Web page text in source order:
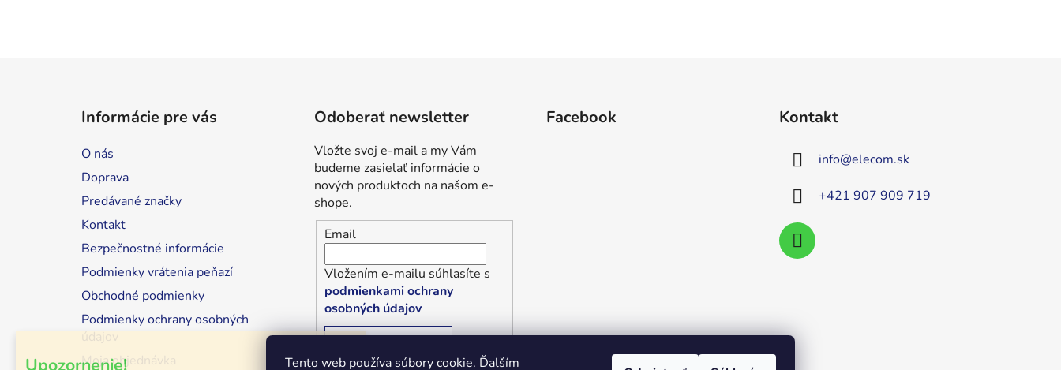
Tento web používa súbory cookie. Ďalším
Informácie pre vás
O nás
Doprava
Predávané značky
Kontakt
Bezpečnostné informácie
Podmienky vrátenia peňazí
Obchodné podmienky
Podmienky ochrany osobných
Moja objednávka
Odoberať newsletter
Vložte svoj e-mail a my Vám
budeme zasielať informácie o
nových produktoch na našom e-
shope.
Email
Vložením e-mailu súhlasíte s
podmienkami ochrany
osobných údajov
Facebook Kontakt
info@elecom.sk
+421 907 909 719